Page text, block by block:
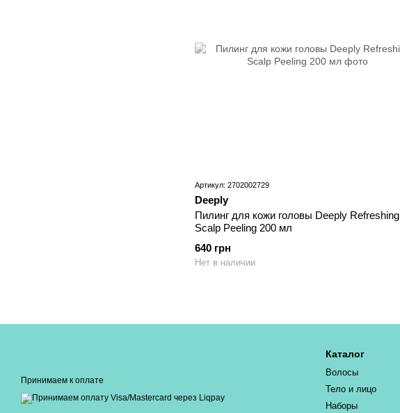
Артикул: 2702002729
Deeply
Пилинг для кожи головы Deeply Refreshing
Scalp Peeling 200 мл
640 грн
Нет в наличии
Принимаем к оплате
Каталог
Волосы
Тело и лицо
Наборы